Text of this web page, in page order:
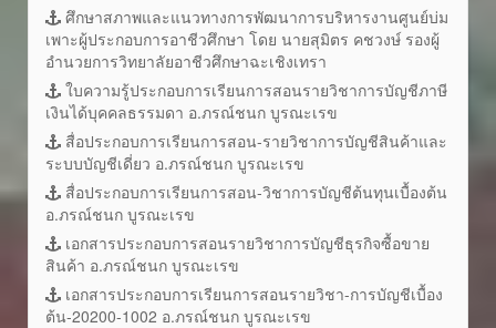
ศึกษาสภาพและแนวทางการพัฒนาการบริหารงานศูนย์บ่ม
เพาะผู้ประกอบการอาชีวศึกษา โดย นายสุมิตร คชวงษ์ รองผู้
อำนวยการวิทยาลัยอาชีวศึกษาฉะเชิงเทรา
ใบความรู้ประกอบการเรียนการสอนรายวิชาการบัญชีภาษี
เงินได้บุคคลธรรมดา อ.ภรณ์ชนก บูรณะเรข
สื่อประกอบการเรียนการสอน-รายวิชาการบัญชีสินค้าและ
ระบบบัญชีเดี่ยว อ.ภรณ์ชนก บูรณะเรข
สื่อประกอบการเรียนการสอน-วิชาการบัญชีต้นทุนเบื้องต้น
อ.ภรณ์ชนก บูรณะเรข
เอกสารประกอบการสอนรายวิชาการบัญชีธุรกิจซื้อขาย
สินค้า อ.ภรณ์ชนก บูรณะเรข
เอกสารประกอบการเรียนการสอนรายวิชา-การบัญชีเบื้อง
ต้น-20200-1002 อ.ภรณ์ชนก บูรณะเรข